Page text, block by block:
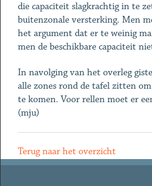
die capaciteit slagkrachtig in te
buitenzonale versterking. Men
het argument dat er te weinig
men de beschikbare capaciteit
In navolging van het overleg
alle zones rond de tafel zitten
te komen. Voor rellen moet er
(mju)
Terug naar het overzicht